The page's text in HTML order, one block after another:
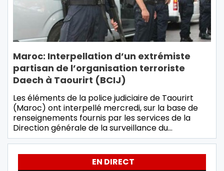
Maroc: Interpellation d’un extrémiste
partisan de l’organisation terroriste
Daech à Taourirt (BCIJ)
Les éléments de la police judiciaire de Taourirt
(Maroc) ont interpellé mercredi, sur la base de
renseignements fournis par les services de la
Direction générale de la surveillance du…
EN DIRECT